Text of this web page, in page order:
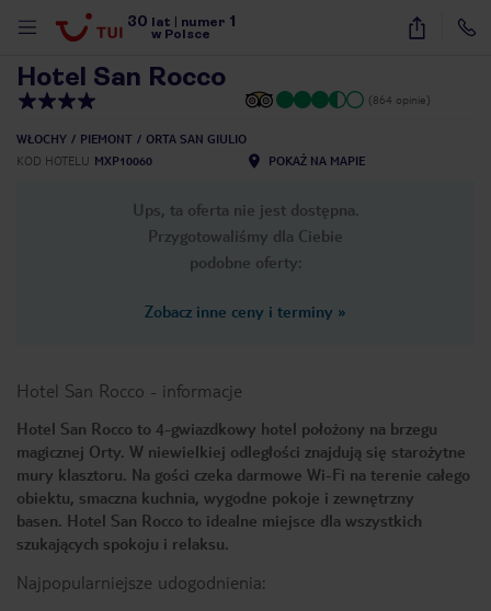
30 lat numer 1
w Polsce
19
Hotel San Rocco
(864 opinie)
WŁOCHY PIEMONT
ORTA SAN GIULIO
KOD HOTELU MXP10060 POKAŻ NA MAPIE
Ups, ta oferta nie jest dostępna.
Przygotowaliśmy dla Ciebie
podobne oferty:
Zobacz inne ceny i terminy »
Hotel San Rocco - informacje
Hotel San Rocco to 4-gwiazdkowy hotel położony na brzegu
magicznej Orty. W niewielkiej odległości znajdują się starożytne
mury klasztoru. Na gości czeka darmowe Wi-Fi na terenie całego
obiektu, smaczna kuchnia, wygodne pokoje i zewnętrzny
basen. Hotel San Rocco to idealne miejsce dla wszystkich
szukających spokoju i relaksu.
Najpopularniejsze udogodnienia: